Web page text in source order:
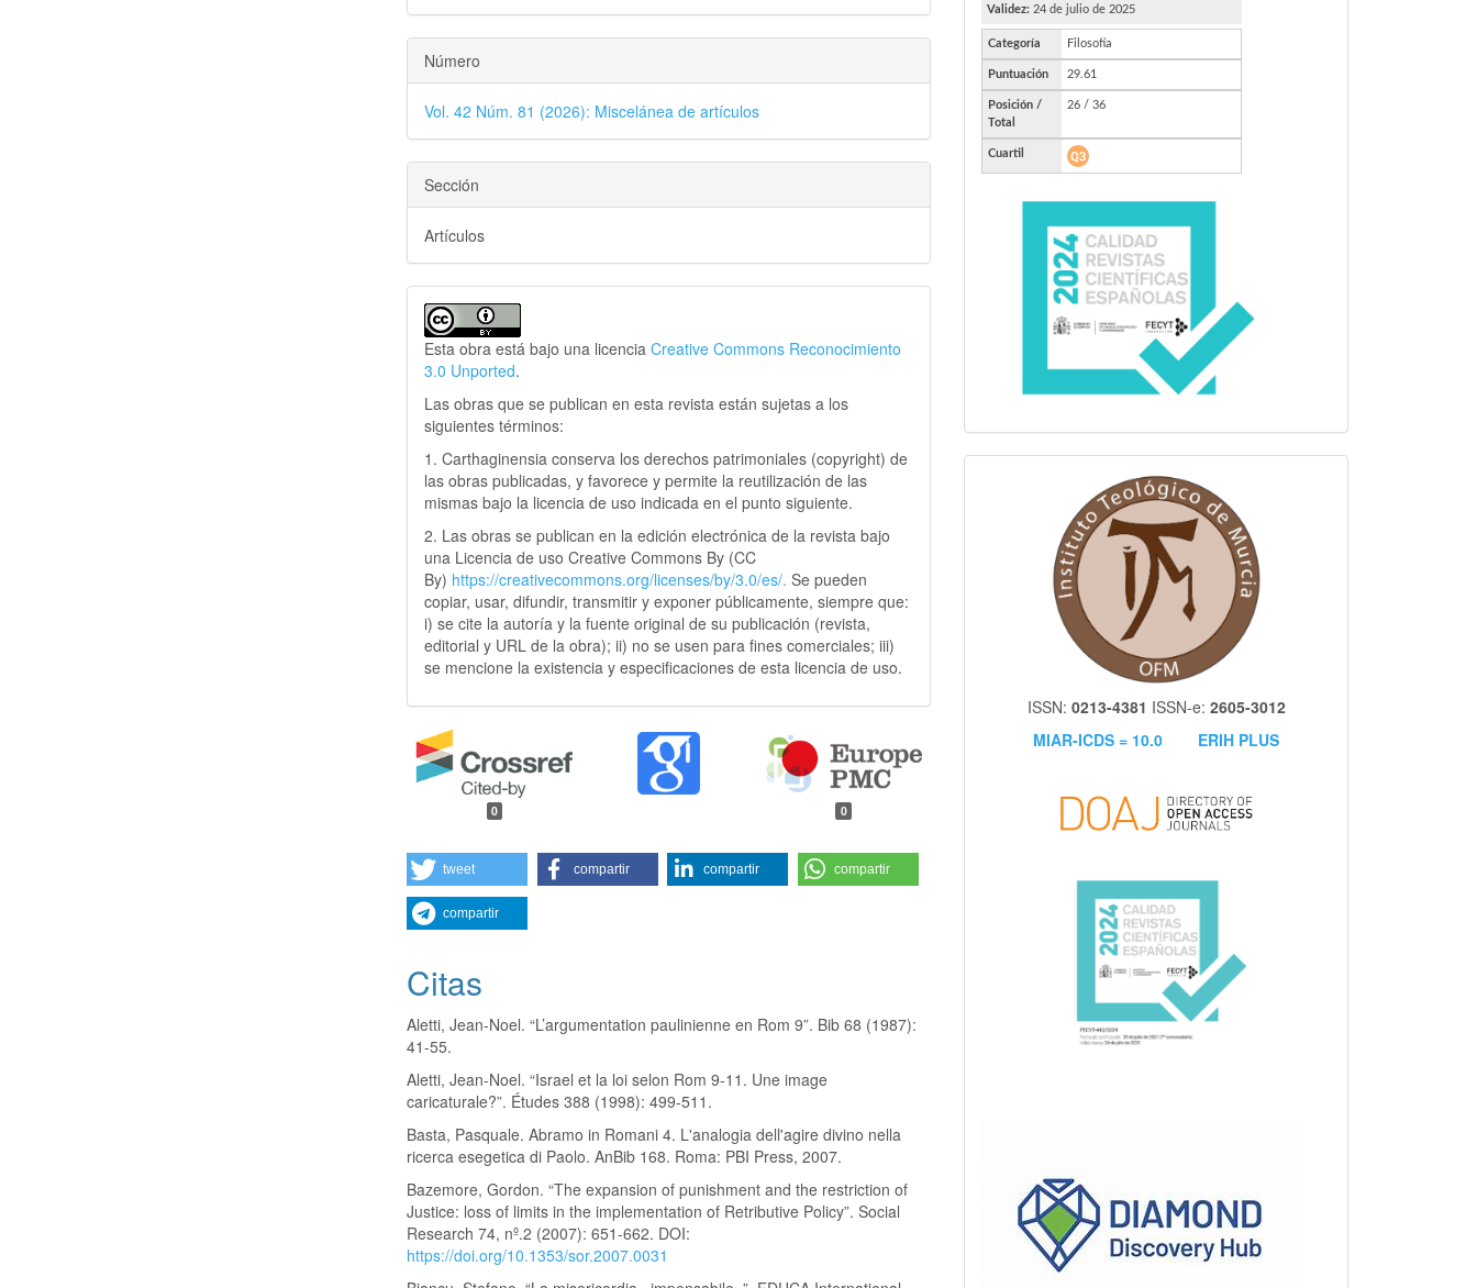
Número
Vol. 42 Núm. 81 (2026): Miscelánea de artículos
Sección
Artículos
Esta obra está bajo una licenciaCreative Commons Reconocimiento
3.0 Unported.
Las obras que se publican en esta revista están sujetas a los
siguientes términos:
1. Carthaginensia conserva los derechos patrimoniales (copyright) de
las obras publicadas, y favorece y permite la reutilización de las
mismas bajo la licencia de uso indicada en el punto siguiente.
2. Las obras se publican en la edición electrónica de la revista bajo
una Licencia de uso Creative Commons By (CC
By) https://creativecommons.org/licenses/by/3.0/es/.Se pueden
copiar, usar, difundir, transmitir y exponer públicamente, siempre que:
i) se cite la autoría y la fuente original de su publicación (revista,
editorial y URL de la obra); ii) no se usen para fines comerciales; iii)
se mencione la existencia y especificaciones de esta licencia de uso.
0 0
tweet compartir compartir compartir
compartir
Citas
Aletti, Jean-Noel. “L’argumentation paulinienne en Rom 9”. Bib 68 (1987):
41-55.
Aletti, Jean-Noel. “Israel et la loi selon Rom 9-11. Une image
caricaturale?”. Études 388 (1998): 499-511.
Basta, Pasquale. Abramo in Romani 4. L'analogia dell'agire divino nella
ricerca esegetica di Paolo. AnBib 168. Roma: PBI Press, 2007.
Bazemore, Gordon. “The expansion of punishment and the restriction of
Justice: loss of limits in the implementation of Retributive Policy”. Social
Research 74, nº.2 (2007): 651-662. DOI:
https://doi.org/10.1353/sor.2007.0031
ISSN: 0213-4381 ISSN-e: 2605-3012
MIAR-ICDS = 10.0
ERIH PLUS